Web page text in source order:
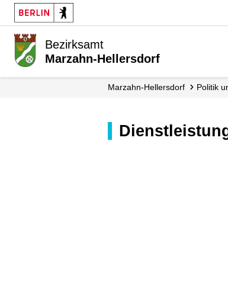
Bezirksamt
Marzahn-Hellersdorf
Marzahn-Hellersdorf Politik